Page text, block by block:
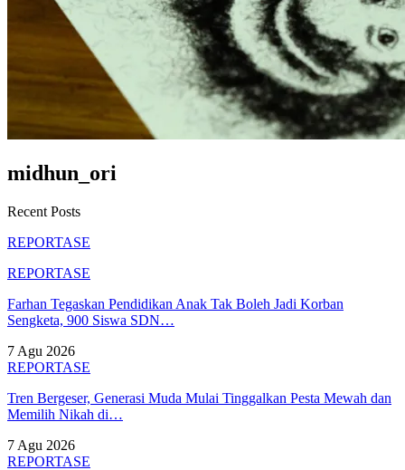
midhun_ori
Recent Posts
REPORTASE
REPORTASE
Farhan Tegaskan Pendidikan Anak Tak Boleh Jadi Korban
Sengketa, 900 Siswa SDN…
7 Agu 2026
REPORTASE
Tren Bergeser, Generasi Muda Mulai Tinggalkan Pesta Mewah dan
Memilih Nikah di…
7 Agu 2026
REPORTASE